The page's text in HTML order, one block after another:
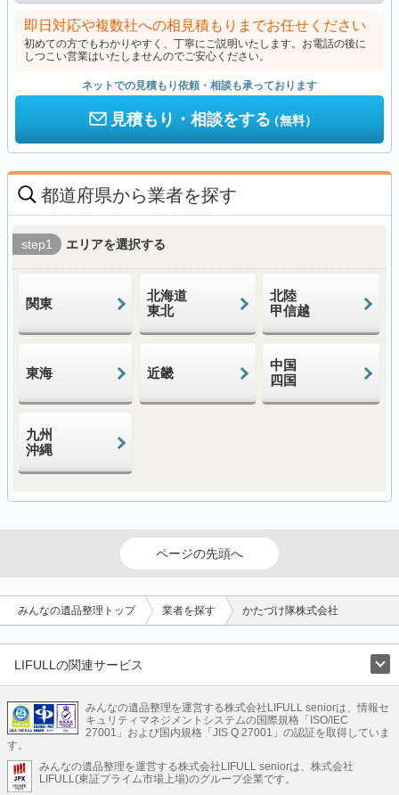
即日対応や複数社への相見積もりまでお任せください
初めての方でもわかりやすく、丁寧にご説明いたします。お電話の後に
しつこい営業はいたしませんのでご安心ください。
ネットでの見積もり依頼・相談も承っております
見積もり・相談をする（無料）
都道府県から業者を探す
step1 エリアを選択する
関東
北海道
東北
北陸
甲信越
東海 近畿
中国
四国
九州
沖縄
ページの先頭へ
みんなの遺品整理トップ 業者を探す かたづけ隊株式会社
LIFULLの関連サービス
不動産・住宅
引越し 老人ホーム 地方創生 ママの就労支援
不動産クラウドファンディング 遺品整理 老後の暮らし情報
LIFULL HOME'Sのサービス
みんなの遺品整理を運営する株式会社LIFULL seniorは、情報セ
キュリティマネジメントシステムの国際規格「ISO/IEC
27001」および国内規格「JIS Q 27001」の認証を取得していま
す。
みんなの遺品整理を運営する株式会社LIFULL seniorは、株式会社
LIFULL(東証プライム市場上場)のグループ企業です。